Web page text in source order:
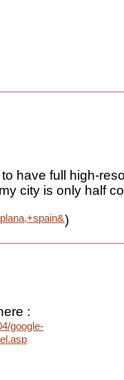
have full high-
city is only half
)
:
google-